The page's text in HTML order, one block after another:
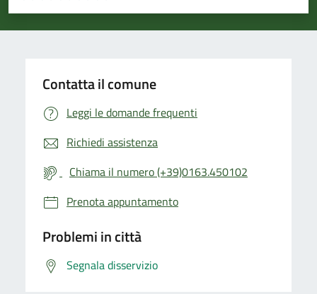
Valuta 5 stelle su 5
Valuta 4 stelle su 5
Valuta 3 stelle su 5
Valuta 2 stelle su 5
Valuta 1 stelle su 5
Contatta il comune
Leggi le domande frequenti
Richiedi assistenza
Chiama il numero (+39)0163.450102
Prenota appuntamento
Problemi in città
Segnala disservizio